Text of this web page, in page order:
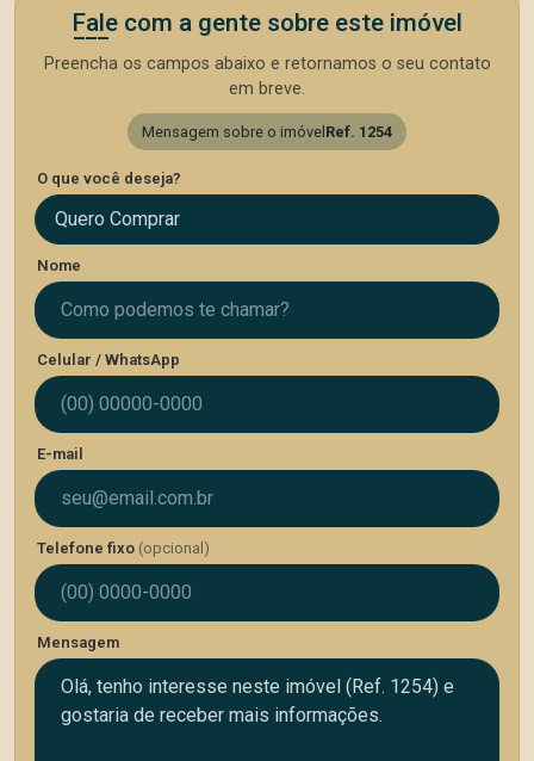
Fale com a gente sobre este imóvel
Preencha os campos abaixo e retornamos o seu contato
em breve.
Mensagem sobre o imóvel Ref. 1254
O que você deseja?
Quero Comprar
Nome
Celular / WhatsApp
E-mail
Telefone fixo (opcional)
Mensagem